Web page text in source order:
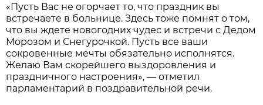
«Пусть Вас не огорчает то, что праздник вы
встречаете в больнице. Здесь тоже помнят о том,
что вы ждете новогодних чудес и встречи с Дедом
Морозом и Снегурочкой. Пусть все ваши
сокровенные мечты обязательно исполнятся.
Желаю Вам скорейшего выздоровления и
праздничного настроения», — отметил
парламентарий в поздравительной речи.